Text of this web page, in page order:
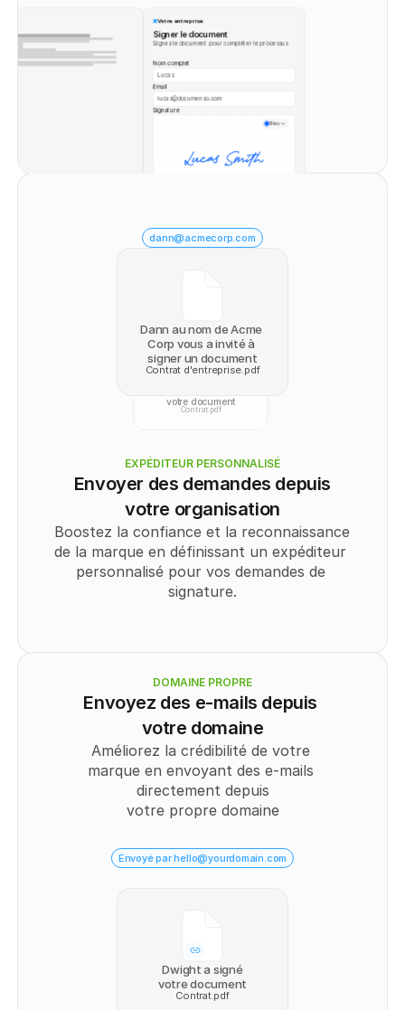
Votre entreprise
Signer le document
Signez le document pour compléter le processus
Nom complet
Lucas
Email
lucas@documenso.com
Signature
Bleu
dann@acmecorp.com
votre document
Contrat.pdf
Dann au nom de Acme
Corp vous a invité à
signer un document
Contrat d'entreprise.pdf
EXPÉDITEUR PERSONNALISÉ
Envoyer des demandes depuis
votre organisation
Boostez la confiance et la reconnaissance
de la marque en définissant un expéditeur
personnalisé pour vos demandes de
signature.
DOMAINE PROPRE
Envoyez des e-mails depuis
votre domaine
Améliorez la crédibilité de votre
marque en envoyant des e-mails
directement depuis
votre propre domaine
Dwight a signé
votre document
Contrat.pdf
Envoyé par hello@yourdomain.com